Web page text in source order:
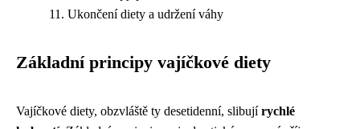
Ukončení diety a udržení váhy
Základní principy vajíčkové diety
Vajíčkové diety, obzvláště ty desetidenní, slibujírychlé